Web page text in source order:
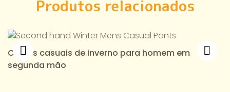
Produtos relacionados
Calças casuais de inverno para homem em
segunda mão